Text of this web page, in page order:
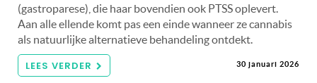
(gastroparese), die haar bovendien ook PTSS oplevert.
Aan alle ellende komt pas een einde wanneer ze cannabis
als natuurlijke alternatieve behandeling ontdekt.
LEES VERDER 30 januari 2026